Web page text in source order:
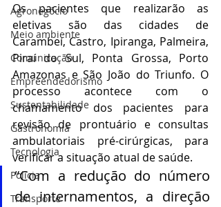
Agronegócio
Meio ambiente
Comunicação
Empreendedorismo
Sustentabilidade
Gastronomia
Tecnologia
Polícia
Transporte
Os pacientes que realizarão as
eletivas são das cidades de
Carambeí, Castro, Ipiranga, Palmeira,
Piraí do Sul, Ponta Grossa, Porto
Amazonas e São João do Triunfo. O
processo acontece com o
chamamento dos pacientes para
revisão de prontuário e consultas
ambulatoriais pré-cirúrgicas, para
verificar a situação atual de saúde.
“Com a redução do número
de internamentos, a direção